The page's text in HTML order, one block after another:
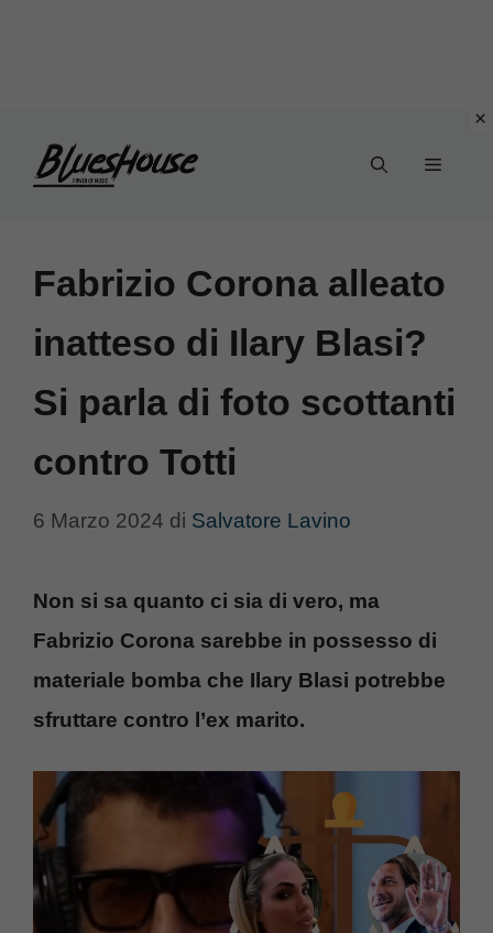
Menu
Fabrizio Corona alleato
inatteso di Ilary Blasi?
Si parla di foto scottanti
contro Totti
6 Marzo 2024 di Salvatore Lavino
Non si sa quanto ci sia di vero, ma
Fabrizio Corona sarebbe in possesso di
materiale bomba che Ilary Blasi potrebbe
sfruttare contro l’ex marito.